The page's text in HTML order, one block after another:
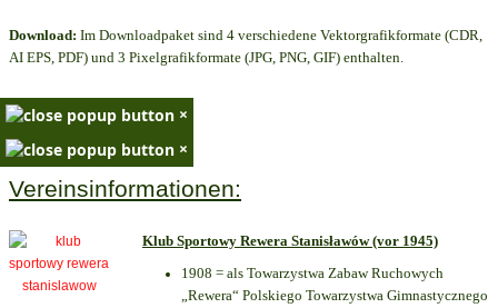
Download: Im Downloadpaket sind 4 verschiedene Vektorgrafikformate (CDR,
AI EPS, PDF) und 3 Pixelgrafikformate (JPG, PNG, GIF) enthalten.
×
×
Vereinsinformationen:
Klub Sportowy Rewera Stanisławów (vor 1945)
1908 = als Towarzystwa Zabaw Ruchowych
„Rewera“ Polskiego Towarzystwa Gimnastycznego